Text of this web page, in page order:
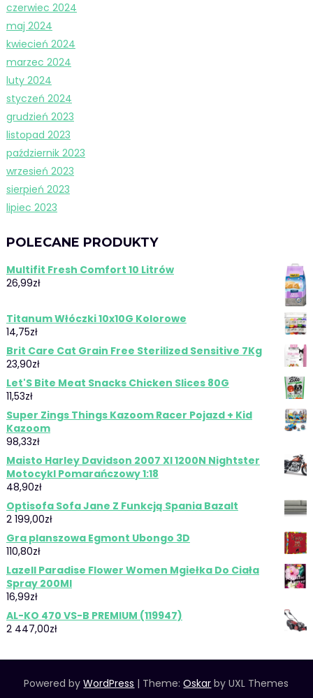
czerwiec 2024
maj 2024
kwiecień 2024
marzec 2024
luty 2024
styczeń 2024
grudzień 2023
listopad 2023
październik 2023
wrzesień 2023
sierpień 2023
lipiec 2023
POLECANE PRODUKTY
Multifit Fresh Comfort 10 Litrów
26,99zł
Titanum Włóczki 10x10G Kolorowe
14,75zł
Brit Care Cat Grain Free Sterilized Sensitive 7Kg
23,90zł
Let'S Bite Meat Snacks Chicken Slices 80G
11,53zł
Super Zings Things Kazoom Racer Pojazd + Kid
Kazoom
98,33zł
Maisto Harley Davidson 2007 Xl 1200N Nightster
Motocykl Pomarańczowy 1:18
48,90zł
Optisofa Sofa Jane Z Funkcją Spania Bazalt
2 199,00zł
Gra planszowa Egmont Ubongo 3D
110,80zł
Lazell Paradise Flower Women Mgiełka Do Ciała
Spray 200Ml
16,99zł
AL-KO 470 VS-B PREMIUM (119947)
2 447,00zł
Powered byWordPress | Theme:Oskar by UXL Themes